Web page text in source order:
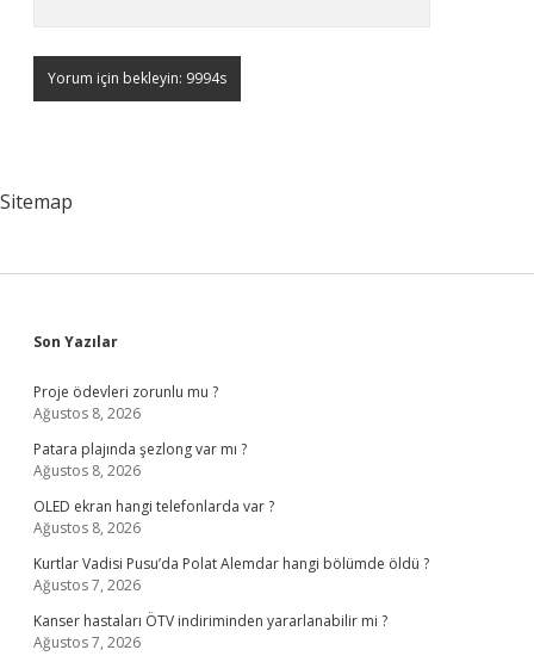
Sitemap
Sidebar
Son Yazılar
Proje ödevleri zorunlu mu ?
Ağustos 8, 2026
Patara plajında şezlong var mı ?
Ağustos 8, 2026
OLED ekran hangi telefonlarda var ?
Ağustos 8, 2026
Kurtlar Vadisi Pusu’da Polat Alemdar hangi bölümde öldü ?
Ağustos 7, 2026
Kanser hastaları ÖTV indiriminden yararlanabilir mi ?
Ağustos 7, 2026